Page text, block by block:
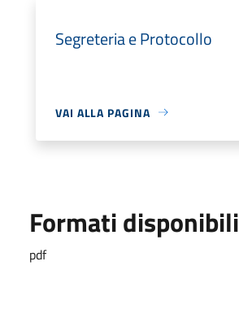
Segreteria e Protocollo
VAI ALLA PAGINA
Formati disponibili
pdf